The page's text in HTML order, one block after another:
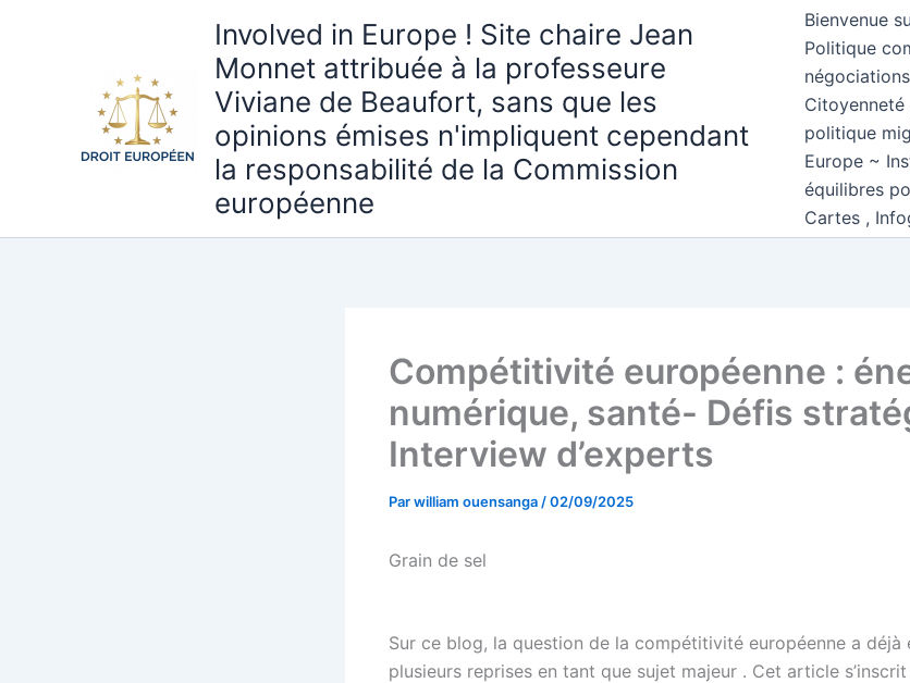
Involved in Europe ! Site chaire Jean
Monnet attribuée à la professeure
Viviane de Beaufort, sans que les
opinions émises n'impliquent cependant
la responsabilité de la Commission
européenne
Bienvenue
Politique
politique
Europe ~
équilibres
Cartes ,
Compétitivité européenne :
numérique, santé- Défis
Interview d’experts
Parwilliam ouensanga /02/09/2025
Grain de sel
Sur ce blog, la question de la compétitivité européenne a déjà
plusieurs reprises en tant que sujet majeur . Cet article